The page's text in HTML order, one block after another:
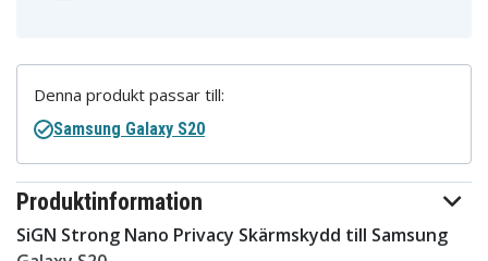
Produktinformation
SiGN Strong Nano Privacy Skärmskydd till Samsung
Denna produkt passar till:
Samsung Galaxy S20